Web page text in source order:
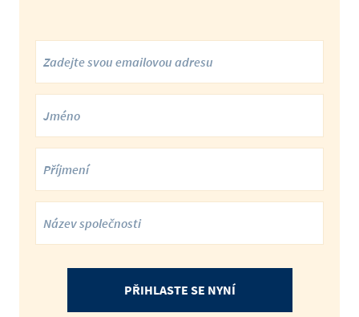
PŘIHLASTE SE NYNÍ